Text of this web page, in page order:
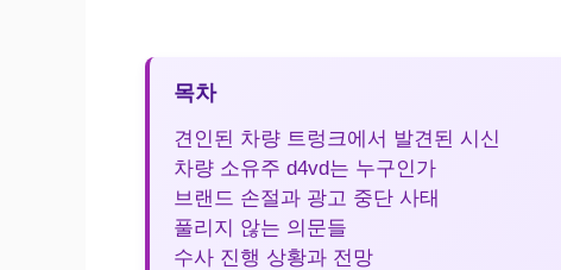
목차
견인된 차량 트렁크에서 발견된 시신
차량 소유주 d4vd는 누구인가
브랜드 손절과 광고 중단 사태
풀리지 않는 의문들
수사 진행 상황과 전망